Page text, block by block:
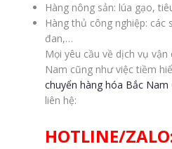
Hàng nông sản: lúa gạo,
Hàng thủ công nghiệp: các
đan,…
Mọi yêu cầu về dịch vụ
Nam cũng như việc tiềm
chuyển hàng hóa Bắc Nam
liên hệ:
HOTLINE/